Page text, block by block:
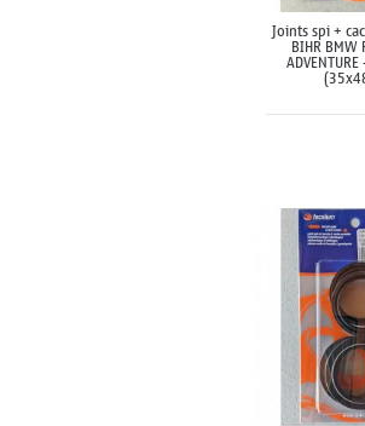
Joints spi +
BIHR BMW